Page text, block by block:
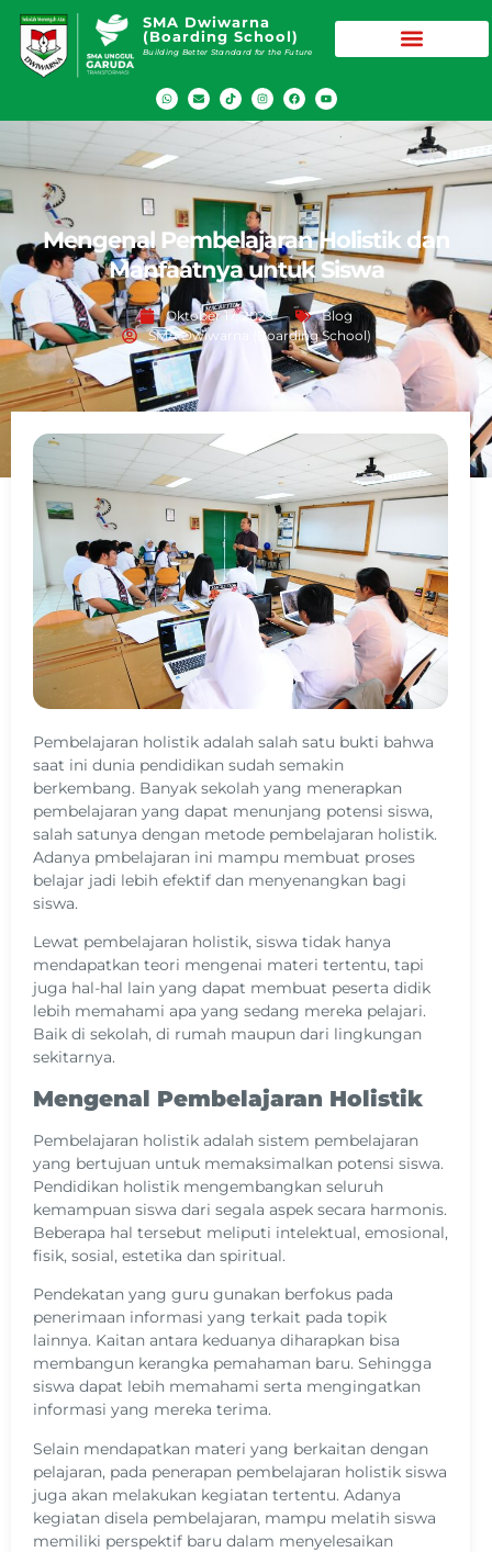
SMA Dwiwarna
(Boarding School)
Building Better Standard for the Future
Mengenal Pembelajaran Holistik dan
Manfaatnya untuk Siswa
Oktober 17, 2023
Blog
SMA Dwiwarna (Boarding School)
Pembelajaran holistik adalah salah satu bukti bahwa
saat ini dunia pendidikan sudah semakin
berkembang. Banyak sekolah yang menerapkan
pembelajaran yang dapat menunjang potensi siswa,
salah satunya dengan metode pembelajaran holistik.
Adanya pmbelajaran ini mampu membuat proses
belajar jadi lebih efektif dan menyenangkan bagi
siswa.
Lewat pembelajaran holistik, siswa tidak hanya
mendapatkan teori mengenai materi tertentu, tapi
juga hal-hal lain yang dapat membuat peserta didik
lebih memahami apa yang sedang mereka pelajari.
Baik di sekolah, di rumah maupun dari lingkungan
sekitarnya.
Mengenal Pembelajaran Holistik
Pembelajaran holistik adalah sistem pembelajaran
yang bertujuan untuk memaksimalkan potensi siswa.
Pendidikan holistik mengembangkan seluruh
kemampuan siswa dari segala aspek secara harmonis.
Beberapa hal tersebut meliputi intelektual, emosional,
fisik, sosial, estetika dan spiritual.
Pendekatan yang guru gunakan berfokus pada
penerimaan informasi yang terkait pada topik
lainnya. Kaitan antara keduanya diharapkan bisa
membangun kerangka pemahaman baru. Sehingga
siswa dapat lebih memahami serta mengingatkan
informasi yang mereka terima.
Selain mendapatkan materi yang berkaitan dengan
pelajaran, pada penerapan pembelajaran holistik siswa
juga akan melakukan kegiatan tertentu. Adanya
kegiatan disela pembelajaran, mampu melatih siswa
memiliki perspektif baru dalam menyelesaikan